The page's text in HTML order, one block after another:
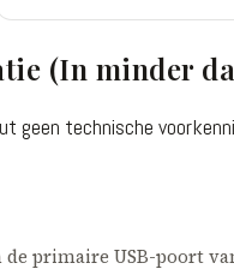
(In minder
technische
primaire USB-poort